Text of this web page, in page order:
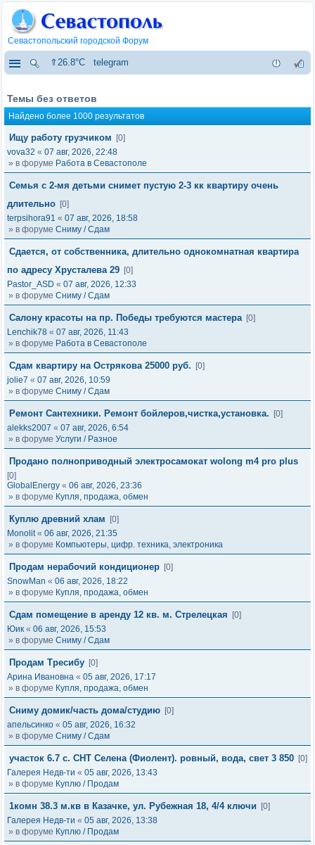
Севастопольский городской Форум
⇑26.8°C telegram
Темы без ответов
Найдено более 1000 результатов
Ищу работу грузчиком
[0]
vova32 « 07 авг, 2026, 22:48
» в форуме Работа в Севастополе
Семья с 2-мя детьми снимет пустую 2-3 кк квартиру очень
длительно [0]
terpsihora91 « 07 авг, 2026, 18:58
» в форуме Сниму / Сдам
Сдается, от собственника, длительно однокомнатная квартира
по адресу Хрусталева 29 [0]
Pastor_ASD « 07 авг, 2026, 12:33
» в форуме Сниму / Сдам
Салону красоты на пр. Победы требуются мастера [0]
Lenchik78 « 07 авг, 2026, 11:43
» в форуме Работа в Севастополе
Сдам квартиру на Острякова 25000 руб.
[0]
jolie7 « 07 авг, 2026, 10:59
» в форуме Сниму / Сдам
Ремонт Сантехники. Ремонт бойлеров,чистка,установка.
[0]
alekks2007 « 07 авг, 2026, 6:54
» в форуме Услуги / Разное
Продано полноприводный электросамокат wolong m4 pro plus
[0]
GlobalEnergy « 06 авг, 2026, 23:36
» в форуме Купля, продажа, обмен
Куплю древний хлам
[0]
Monolit« 06 авг, 2026, 21:35
» в форуме Компьютеры, цифр. техника, электроника
Продам нерабочий кондиционер [0]
SnowMan « 06 авг, 2026, 18:22
» в форуме Купля, продажа, обмен
Сдам помещение в аренду 12 кв. м. Стрелецкая
[0]
Юик « 06 авг, 2026, 15:53
» в форуме Сниму / Сдам
Продам Тресибу [0]
Арина Ивановна « 05 авг, 2026, 17:17
» в форуме Купля, продажа, обмен
Сниму домик/часть дома/студию [0]
апельсинко « 05 авг, 2026, 16:32
» в форуме Сниму / Сдам
участок 6.7 с. СНТ Селена (Фиолент). ровный, вода, свет 3 850 [0]
Галерея Недв-ти « 05 авг, 2026, 13:43
» в форуме Куплю / Продам
1комн 38.3 м.кв в Казачке, ул. Рубежная 18, 4/4 ключи
[0]
Галерея Недв-ти « 05 авг, 2026, 13:38
» в форуме Куплю / Продам